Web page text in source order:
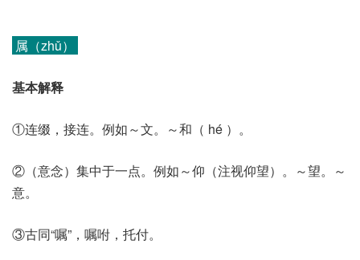
属（zhǔ）
基本解释
①连缀，接连。例如～文。～和（ hé ）。
②（意念）集中于一点。例如～仰（注视仰望）。～望。～
意。
③古同“嘱”，嘱咐，托付。